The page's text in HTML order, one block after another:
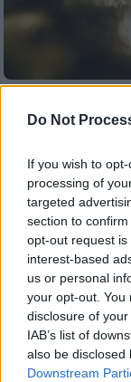
Do Not
If you wish to
processing of
targeted
section to
opt-out request
interest-based
us or personal
your opt-out. You
disclosure of
IAB’s list of
also be disclosed
Downstream
Νέο κύμα
Προστασία
Κινδύνου,
έκτακτη